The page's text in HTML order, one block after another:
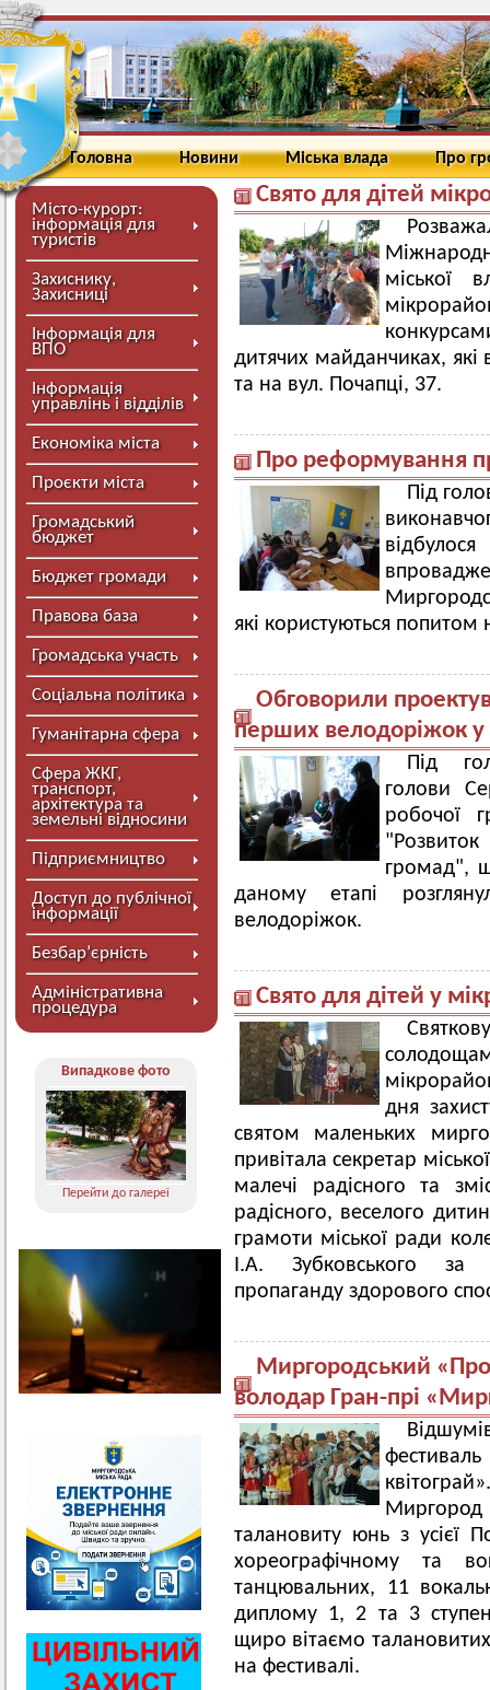
Головна Новини Міська влада Про
Місто-курорт:
інформація для
туристів
Захиснику,
Захисниці
Інформація для
ВПО
Інформація
управлінь і відділів
Економіка міста
Проєкти міста
Громадський
бюджет
Бюджет громади
Правова база
Громадська участь
Соціальна політика
Гуманітарна сфера
Сфера ЖКГ,
транспорт,
архітектура та
земельні відносини
Підприємництво
Доступ до публічної
інформації
Безбар’єрність
Адміністративна
процедура
Випадкове фото
Перейти до галереї
Свято для дітей
міської
дитячих майданчиках, які
та на вул. Почапці, 37.
Про реформування
Під
які користуються попитом
Обговорили
перших велодоріжок
Під
голови
робочої
громад",
даному етапі
велодоріжок.
Свято для дітей у
дня
святом маленьких
привітала секретар
малечі радісного та
радісного, веселого
грамоти міської ради
І.А. Зубковського за
пропаганду здорового
Миргородський
володар Гран-прі
талановиту юнь з усієї
хореографічному та
танцювальних, 11
диплому 1, 2 та 3
щиро вітаємо
на фестивалі.